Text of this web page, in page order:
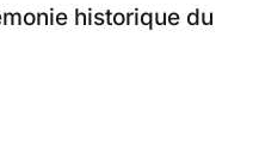
historique du